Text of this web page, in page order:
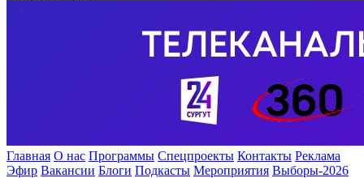
Главная О нас Программы Спецпроекты Контакты Реклама
Эфир Вакансии Блоги Подкасты Мероприятия Выборы-2026